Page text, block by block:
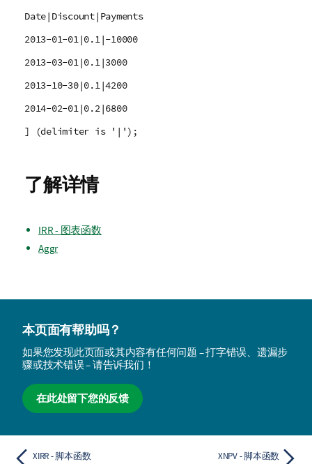
Date|Discount|Payments
2013-01-01|0.1|-10000
2013-03-01|0.1|3000
2013-10-30|0.1|4200
2014-02-01|0.2|6800
] (delimiter is '|');
了解详情
IRR - 图表函数
Aggr
本页面有帮助吗？
如果您发现此页面或其内容有任何问题 – 打字错误、遗漏步
骤或技术错误 – 请告诉我们！
在此处留下您的反馈
XIRR - 脚本函数 XNPV - 脚本函数